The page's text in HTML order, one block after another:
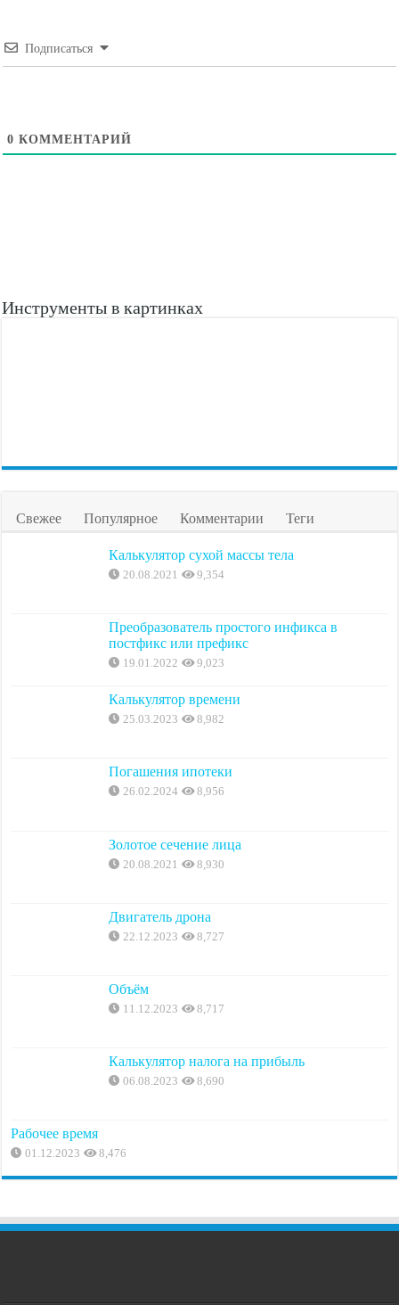
Подписаться
0 КОММЕНТАРИЙ
Инструменты в картинках
Свежее Популярное Комментарии Теги
Калькулятор сухой массы тела
20.08.2021 9,354
Преобразователь простого инфикса в
постфикс или префикс
19.01.2022 9,023
Калькулятор времени
25.03.2023 8,982
Погашения ипотеки
26.02.2024 8,956
Золотое сечение лица
20.08.2021 8,930
Двигатель дрона
22.12.2023 8,727
Объём
11.12.2023 8,717
Калькулятор налога на прибыль
06.08.2023 8,690
Рабочее время
01.12.2023 8,476